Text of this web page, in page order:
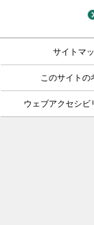
サイトマ
このサイトの
ウェブアクセシビ